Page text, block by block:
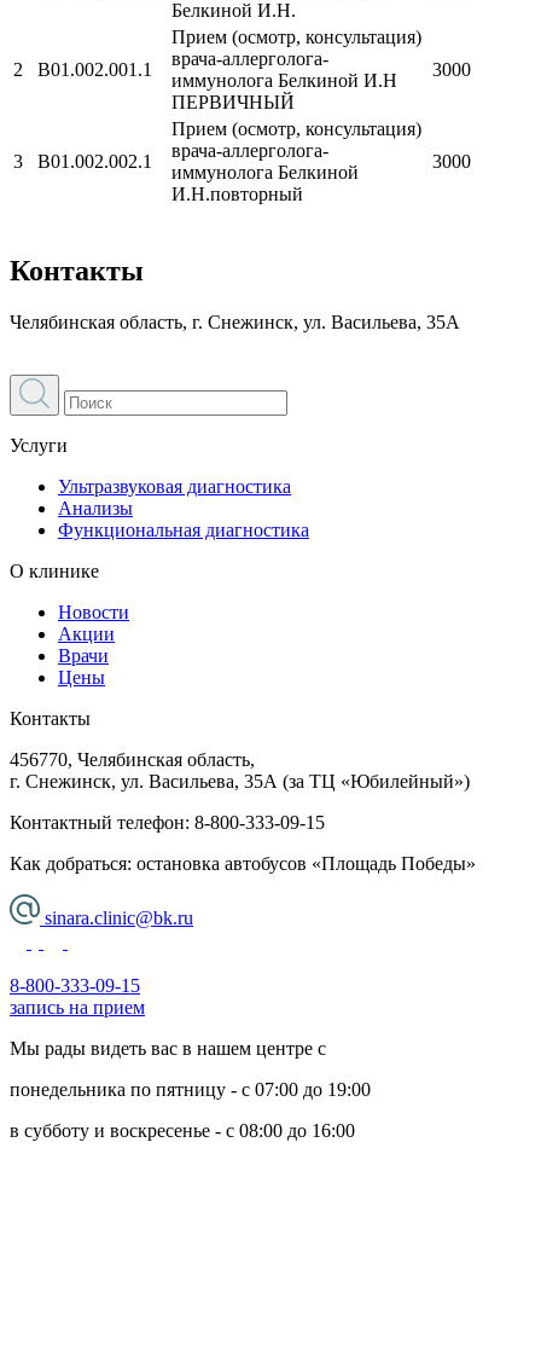
Белкиной И.Н.
2 В01.002.001.1
Прием (осмотр, консультация)
врача-аллерголога-
иммунолога Белкиной И.Н
ПЕРВИЧНЫЙ
3000
3 В01.002.002.1
Прием (осмотр, консультация)
врача-аллерголога-
иммунолога Белкиной
И.Н.повторный
3000
Контакты
Челябинская область, г. Снежинск, ул. Васильева, 35А
Услуги
Ультразвуковая диагностика
Анализы
Функциональная диагностика
О клинике
Новости
Акции
Врачи
Цены
Контакты
456770, Челябинская область,
г. Снежинск, ул. Васильева, 35А (за ТЦ «Юбилейный»)
Контактный телефон: 8-800-333-09-15
Как добраться: остановка автобусов «Площадь Победы»
sinara.clinic@bk.ru
8-800-333-09-15
запись на прием
Мы рады видеть вас в нашем центре с
понедельника по пятницу - с 07:00 до 19:00
в субботу и воскресенье - с 08:00 до 16:00